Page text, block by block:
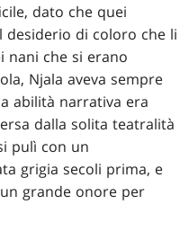
dato che quei
di coloro che li
nani che si erano
Njala aveva sempre
abilità narrativa era
dalla solita teatralità
pulì con un
grigia secoli prima, e
grande onore per